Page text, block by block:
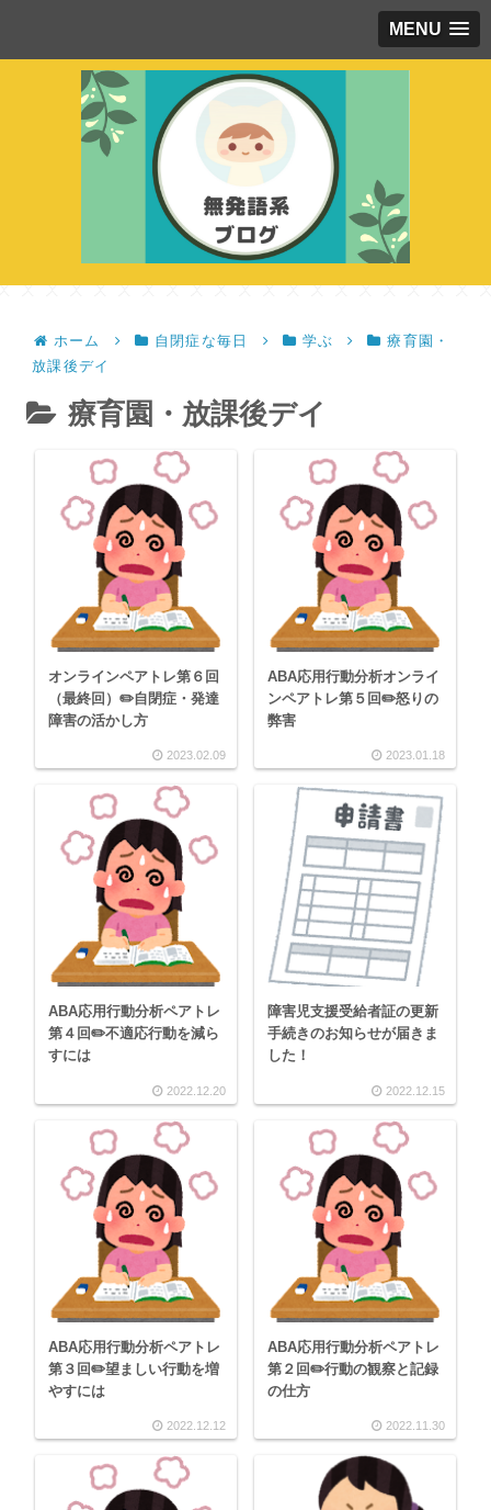
MENU
ホーム 自閉症な毎日 学ぶ
療育園・
放課後デイ
療育園・放課後デイ
オンラインペアトレ第６回
（最終回）✏️自閉症・発達
障害の活かし方
2023.02.09
ABA応用行動分析オンライ
ンペアトレ第５回✏️怒りの
弊害
2023.01.18
ABA応用行動分析ペアトレ
第４回✏️不適応行動を減ら
すには
2022.12.20
障害児支援受給者証の更新
手続きのお知らせが届きま
した！
2022.12.15
ABA応用行動分析ペアトレ
第３回✏️望ましい行動を増
やすには
2022.12.12
ABA応用行動分析ペアトレ
第２回✏️行動の観察と記録
の仕方
2022.11.30